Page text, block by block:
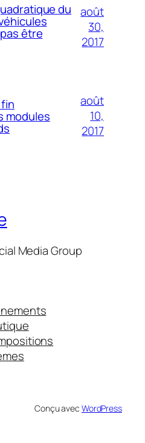
du
être
août
30,
2017
modules
août
10,
2017
Media Group
Conçu avec WordPress